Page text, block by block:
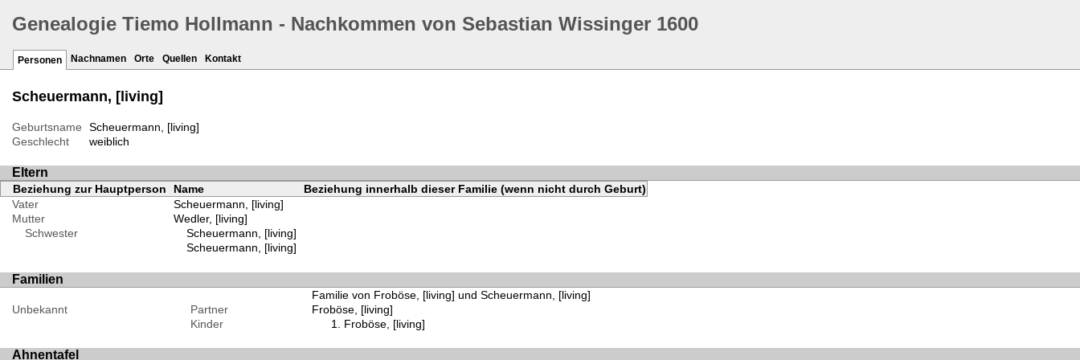
Genealogie Tiemo Hollmann - Nachkommen von Sebastian Wissinger 1600
Personen Nachnamen Orte Quellen Kontakt
Scheuermann, [living]
Geburtsname
Scheuermann, [living]
Geschlecht
weiblich
Eltern
Beziehung zur Hauptperson Name
Beziehung innerhalb dieser Familie (wenn nicht durch Geburt)
Vater
Scheuermann, [living]
Mutter
Wedler, [living]
Schwester
Scheuermann, [living]
Scheuermann, [living]
Familien
Familie von Froböse, [living] und Scheuermann, [living]
Unbekannt
Partner
Froböse, [living]
Kinder
Froböse, [living]
Ahnentafel